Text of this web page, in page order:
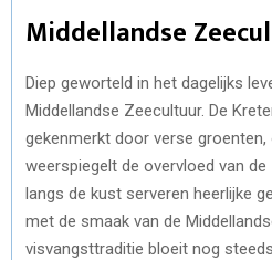
Middellandse
Diep geworteld in het dagelijks
Middellandse Zeecultuur. De
gekenmerkt door verse groenten,
weerspiegelt de overvloed van
langs de kust serveren heerlijke
met de smaak van de
visvangsttraditie bloeit nog